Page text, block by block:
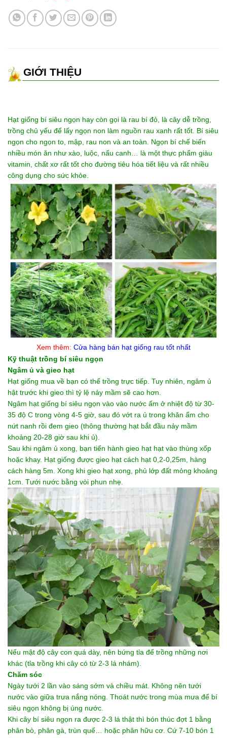
GIỚI THIỆU
Hạt giống bí siêu ngọn hay còn gọi là rau bí đỏ, là cây dễ trồng,
trồng chủ yếu để lấy ngọn non làm nguồn rau xanh rất tốt. Bí siêu
ngọn cho ngọn to, mập, rau non và an toàn. Ngọn bí chế biến
nhiều món ăn như xào, luộc, nấu canh… là một thực phẩm giàu
vitamin, chất xơ rất tốt cho đường tiêu hóa tiết liệu và rất nhiều
công dụng cho sức khỏe.
Xem thêm: Cửa hàng bán hạt giống rau tốt nhất
Kỹ thuật trồng bí siêu ngọn
Ngâm ủ và gieo hạt
Hạt giống mua về bạn có thể trồng trực tiếp. Tuy nhiên, ngâm ủ
hật trước khi gieo thì tỷ lệ nảy mầm sẽ cao hơn.
Ngâm hạt giống bí siêu ngọn vào vào nước ấm ở nhiệt độ từ 30-
35 độ C trong vòng 4-5 giờ, sau đó vớt ra ủ trong khăn ẩm cho
nứt nanh rồi đem gieo (thông thường hạt bắt đầu nảy mầm
khoảng 20-28 giờ sau khi ủ).
Sau khi ngâm ủ xong, bạn tiến hành gieo hạt hạt vào thùng xốp
hoặc khay. Hạt giống được gieo hạt cách hạt 0,2-0,25m, hàng
cách hàng 5m. Xong khi gieo hạt xong, phủ lớp đất mỏng khoảng
1cm. Tưới nước bằng vòi phun nhẹ.
Nếu mật độ cây con quá dày, nên bứng tỉa để trồng những nơi
khác (tỉa trồng khi cây có từ 2-3 lá nhám).
Chăm sóc
Ngày tưới 2 lần vào sáng sớm và chiều mát. Không nên tưới
nước vào giữa trưa nắng nóng. Thoát nước trong mùa mưa để bí
siêu ngọn không bị úng nước.
Khi cây bí siêu ngọn ra được 2-3 lá thật thì bón thúc đợt 1 bằng
phân bò, phân gà, trùn quế… hoặc phân hữu cơ. Cứ 7-10 bón 1